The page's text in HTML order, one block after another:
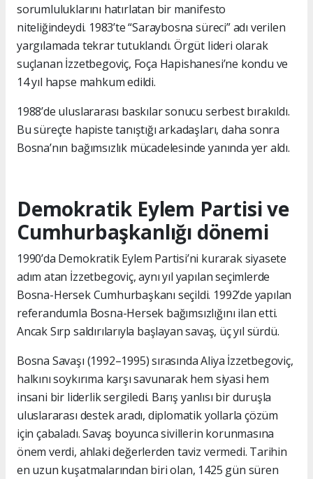
sorumluluklarını hatırlatan bir manifesto
niteliğindeydi. 1983’te “Saraybosna süreci” adı verilen
yargılamada tekrar tutuklandı. Örgüt lideri olarak
suçlanan İzzetbegoviç, Foça Hapishanesi’ne kondu ve
14 yıl hapse mahkum edildi.
1988’de uluslararası baskılar sonucu serbest bırakıldı.
Bu süreçte hapiste tanıştığı arkadaşları, daha sonra
Bosna’nın bağımsızlık mücadelesinde yanında yer aldı.
Demokratik Eylem Partisi ve
Cumhurbaşkanlığı dönemi
1990’da Demokratik Eylem Partisi’ni kurarak siyasete
adım atan İzzetbegoviç, aynı yıl yapılan seçimlerde
Bosna-Hersek Cumhurbaşkanı seçildi. 1992’de yapılan
referandumla Bosna-Hersek bağımsızlığını ilan etti.
Ancak Sırp saldırılarıyla başlayan savaş, üç yıl sürdü.
Bosna Savaşı (1992–1995) sırasında Aliya İzzetbegoviç,
halkını soykırıma karşı savunarak hem siyasi hem
insani bir liderlik sergiledi. Barış yanlısı bir duruşla
uluslararası destek aradı, diplomatik yollarla çözüm
için çabaladı. Savaş boyunca sivillerin korunmasına
önem verdi, ahlaki değerlerden taviz vermedi. Tarihin
en uzun kuşatmalarından biri olan, 1425 gün süren